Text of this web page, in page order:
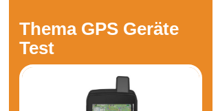
Thema GPS Geräte
Test